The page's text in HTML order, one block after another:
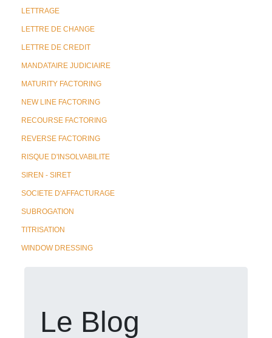
LETTRAGE
LETTRE DE CHANGE
LETTRE DE CREDIT
MANDATAIRE JUDICIAIRE
MATURITY FACTORING
NEW LINE FACTORING
RECOURSE FACTORING
REVERSE FACTORING
RISQUE D'INSOLVABILITE
SIREN - SIRET
SOCIETE D'AFFACTURAGE
SUBROGATION
TITRISATION
WINDOW DRESSING
Le Blog